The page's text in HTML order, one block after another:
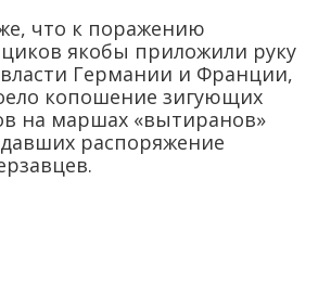
что к поражению
якобы приложили руку
Германии и Франции,
копошение зигующих
на маршах «вытиранов»
распоряжение